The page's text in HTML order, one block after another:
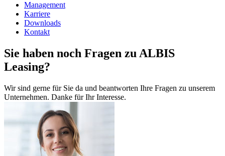
Management
Karriere
Downloads
Kontakt
Sie haben noch Fragen zu ALBIS
Leasing?
Wir sind gerne für Sie da und beantworten Ihre Fragen zu unserem
Unternehmen. Danke für Ihr Interesse.